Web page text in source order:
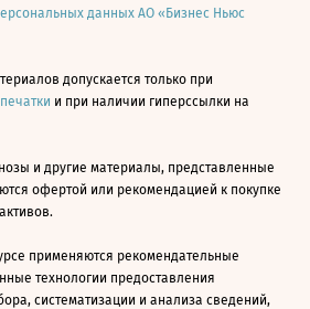
данных АО «Бизнес Ньюс
допускается только при
и при наличии гиперссылки на
и другие материалы, представленные
офертой или рекомендацией к покупке
применяются рекомендательные
технологии предоставления
систематизации и анализа сведений,